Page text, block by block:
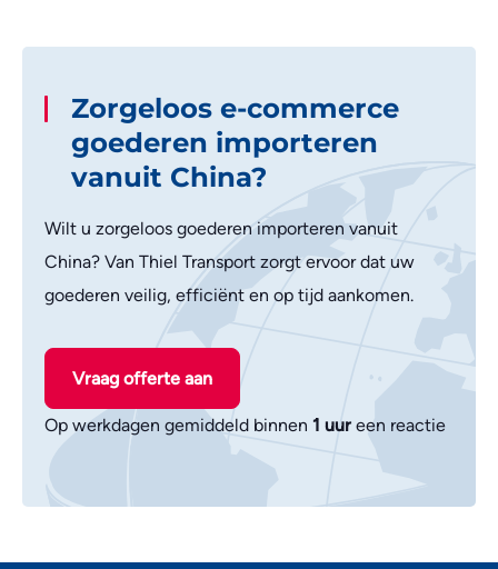
Zorgeloos e-commerce
goederen importeren
vanuit China?
Wilt u zorgeloos goederen importeren vanuit
China? Van Thiel Transport zorgt ervoor dat uw
goederen veilig, efficiënt en op tijd aankomen.
Vraag offerte aan
Op werkdagen gemiddeld binnen 1 uur een reactie